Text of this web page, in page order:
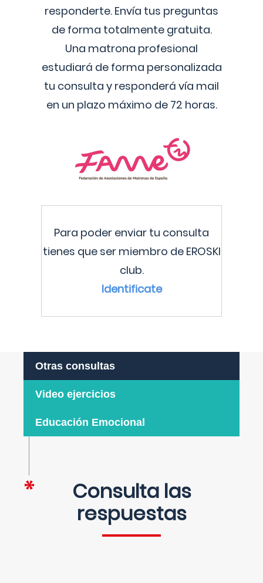
responderte. Envía tus preguntas
de forma totalmente gratuita.
Una matrona profesional
estudiará de forma personalizada
tu consulta y responderá vía mail
en un plazo máximo de 72 horas.
Para poder enviar tu consulta
tienes que ser miembro de EROSKI
club.
Identificate
Otras consultas
Video ejercicios
Educación Emocional
Consulta las
respuestas